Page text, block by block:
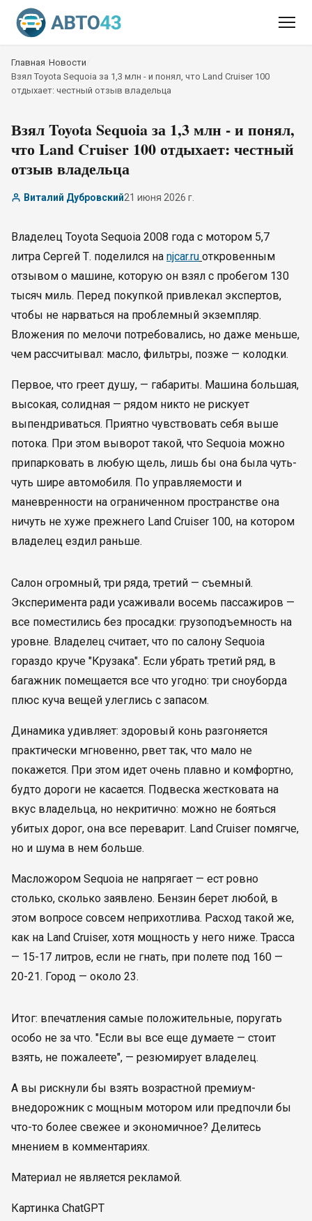
Главная Новости
Взял Toyota Sequoia за 1,3 млн - и понял, что Land Cruiser 100
отдыхает: честный отзыв владельца
Взял Toyota Sequoia за 1,3 млн - и понял,
что Land Cruiser 100 отдыхает: честный
отзыв владельца
Виталий Дубровский21 июня 2026 г.
Владелец Toyota Sequoia 2008 года с мотором 5,7
литра Сергей Т. поделился на njcar.ru откровенным
отзывом о машине, которую он взял с пробегом 130
тысяч миль. Перед покупкой привлекал экспертов,
чтобы не нарваться на проблемный экземпляр.
Вложения по мелочи потребовались, но даже меньше,
чем рассчитывал: масло, фильтры, позже — колодки.
Первое, что греет душу, — габариты. Машина большая,
высокая, солидная — рядом никто не рискует
выпендриваться. Приятно чувствовать себя выше
потока. При этом выворот такой, что Sequoia можно
припарковать в любую щель, лишь бы она была чуть-
чуть шире автомобиля. По управляемости и
маневренности на ограниченном пространстве она
ничуть не хуже прежнего Land Cruiser 100, на котором
владелец ездил раньше.
Салон огромный, три ряда, третий — съемный.
Эксперимента ради усаживали восемь пассажиров —
все поместились без просадки: грузоподъемность на
уровне. Владелец считает, что по салону Sequoia
гораздо круче "Крузака". Если убрать третий ряд, в
багажник помещается все что угодно: три сноуборда
плюс куча вещей улеглись с запасом.
Динамика удивляет: здоровый конь разгоняется
практически мгновенно, рвет так, что мало не
покажется. При этом идет очень плавно и комфортно,
будто дороги не касается. Подвеска жестковата на
вкус владельца, но некритично: можно не бояться
убитых дорог, она все переварит. Land Cruiser помягче,
но и шума в нем больше.
Масложором Sequoia не напрягает — ест ровно
столько, сколько заявлено. Бензин берет любой, в
этом вопросе совсем неприхотлива. Расход такой же,
как на Land Cruiser, хотя мощность у него ниже. Трасса
— 15-17 литров, если не гнать, при полете под 160 —
20-21. Город — около 23.
Итог: впечатления самые положительные, поругать
особо не за что. "Если вы все еще думаете — стоит
взять, не пожалеете", — резюмирует владелец.
А вы рискнули бы взять возрастной премиум-
внедорожник с мощным мотором или предпочли бы
что-то более свежее и экономичное? Делитесь
мнением в комментариях.
Материал не является рекламой.
Картинка ChatGPT